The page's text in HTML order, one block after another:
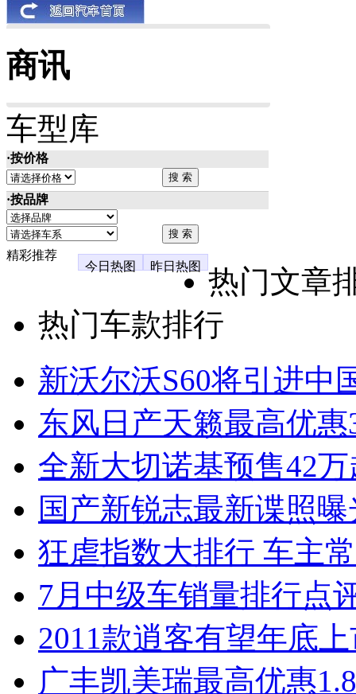
商讯
车型库
·按价格
·按品牌
精彩推荐
今日热图
昨日热图
热门文章
热门车款排行
新沃尔沃S60将引进中
东风日产天籁最高优
全新大切诺基预售42
国产新锐志最新谍照
狂虐指数大排行 车主
7月中级车销量排行点
2011款逍客有望年底
广丰凯美瑞最高优惠